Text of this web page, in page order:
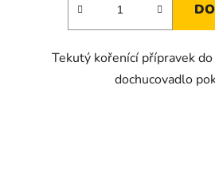
Tekutý kořenící přípravek
dochucovadlo